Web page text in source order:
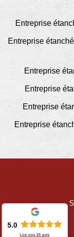
Entreprise
Entreprise
Entreprise
Entreprise
Entreprise
Entreprise
5.0
Lire nos36 avis